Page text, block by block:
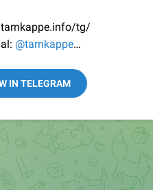
tg/
@tarnkappe
@bestoftarnkappe
IN TELEGRAM